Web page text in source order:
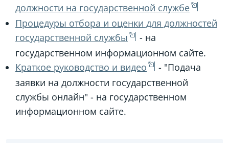
должности на государственной службе
Процедуры отбора и оценки для должностей
государственной службы
- на
государственном информационном сайте.
Краткое руководство и видео
- "Подача
заявки на должности государственной
службы онлайн" - на государственном
информационном сайте.